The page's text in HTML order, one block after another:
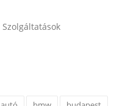
Szolgáltatások